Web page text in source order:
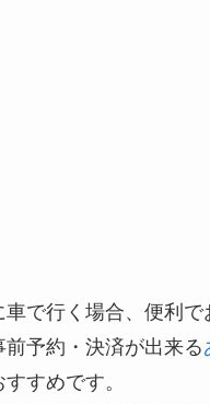
車で行く場合、便利で
予約・決済が出来る
すめです。